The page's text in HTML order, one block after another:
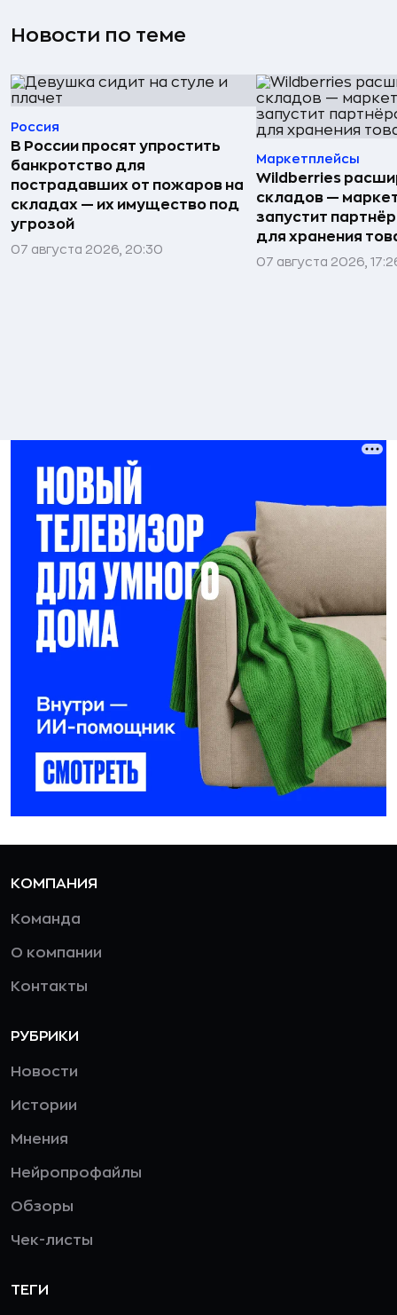
Новости по теме
Россия
В России просят упростить
банкротство для
пострадавших от пожаров на
складах — их имущество под
угрозой
07 августа 2026, 20:30
Маркетплейсы
Wildberries
складов —
запустит
для хранения
07 августа 2026,
КОМПАНИЯ
Команда
О компании
Контакты
РУБРИКИ
Новости
Истории
Мнения
Нейропрофайлы
Обзоры
Чек-листы
ТЕГИ